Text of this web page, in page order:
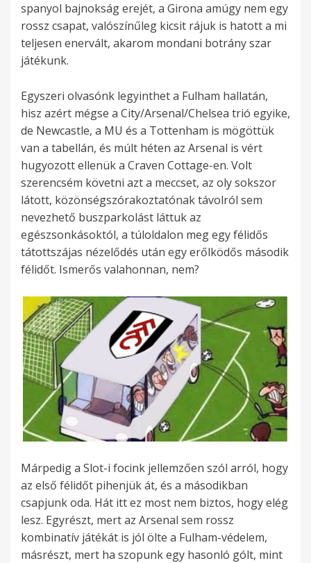
spanyol bajnokság erejét, a Girona amúgy nem egy
rossz csapat, valószínűleg kicsit rájuk is hatott a mi
teljesen enervált, akarom mondani botrány szar
játékunk.
Egyszeri olvasónk legyinthet a Fulham hallatán,
hisz azért mégse a City/Arsenal/Chelsea trió egyike,
de Newcastle, a MU és a Tottenham is mögöttük
van a tabellán, és múlt héten az Arsenal is vért
hugyozott ellenük a Craven Cottage-en. Volt
szerencsém követni azt a meccset, az oly sokszor
látott, közönségszórakoztatónak távolról sem
nevezhető buszparkolást láttuk az
egészsonkásoktól, a túloldalon meg egy félidős
tátottszájas nézelődés után egy erőlködős második
félidőt. Ismerős valahonnan, nem?
Márpedig a Slot-i focink jellemzően szól arról, hogy
az első félidőt pihenjük át, és a másodikban
csapjunk oda. Hát itt ez most nem biztos, hogy elég
lesz. Egyrészt, mert az Arsenal sem rossz
kombinatív játékát is jól ölte a Fulham-védelem,
másrészt, mert ha szopunk egy hasonló gólt, mint